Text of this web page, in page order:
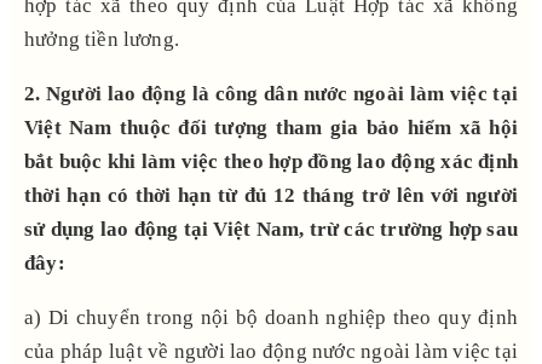
hợp tác xã theo quy định của Luật Hợp tác xã không
hưởng tiền lương.
2. Người lao động là công dân nước ngoài làm việc tại
Việt Nam thuộc đối tượng tham gia bảo hiểm xã hội
bắt buộc khi làm việc theo hợp đồng lao động xác định
thời hạn có thời hạn từ đủ 12 tháng trở lên với người
sử dụng lao động tại Việt Nam, trừ các trường hợp sau
đây:
a) Di chuyển trong nội bộ doanh nghiệp theo quy định
của pháp luật về người lao động nước ngoài làm việc tại